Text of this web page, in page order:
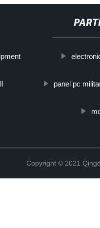
panel pc
Copyright © 2021